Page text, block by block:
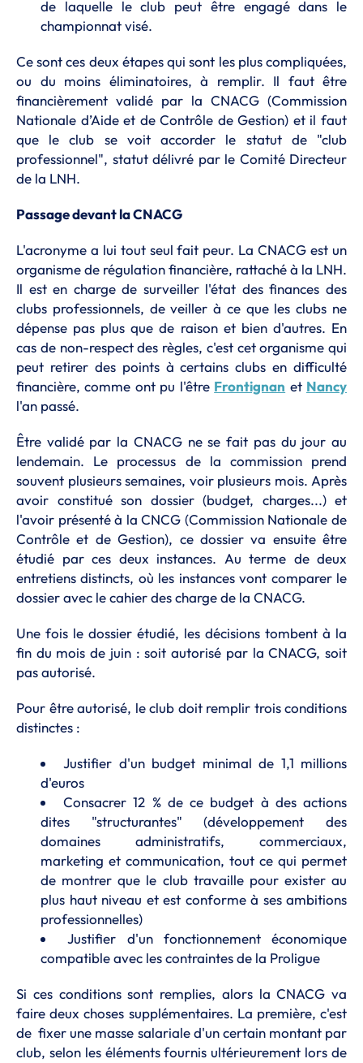
de laquelle le club peut être engagé dans le
championnat visé.
Ce sont ces deux étapes qui sont les plus compliquées,
ou du moins éliminatoires, à remplir. Il faut être
financièrement validé par la CNACG (Commission
Nationale d’Aide et de Contrôle de Gestion) et il faut
que le club se voit accorder le statut de "club
professionnel", statut délivré par le Comité Directeur
de la LNH.
Passage devant la CNACG
L'acronyme a lui tout seul fait peur. La CNACG est un
organisme de régulation financière, rattaché à la LNH.
Il est en charge de surveiller l'état des finances des
clubs professionnels, de veiller à ce que les clubs ne
dépense pas plus que de raison et bien d'autres. En
cas de non-respect des règles, c'est cet organisme qui
peut retirer des points à certains clubs en difficulté
financière, comme ont pu l'être Frontignan et Nancy
l'an passé.
Être validé par la CNACG ne se fait pas du jour au
lendemain. Le processus de la commission prend
souvent plusieurs semaines, voir plusieurs mois. Après
avoir constitué son dossier (budget, charges...) et
l'avoir présenté à la CNCG (Commission Nationale de
Contrôle et de Gestion), ce dossier va ensuite être
étudié par ces deux instances. Au terme de deux
entretiens distincts, où les instances vont comparer le
dossier avec le cahier des charge de la CNACG.
Une fois le dossier étudié, les décisions tombent à la
fin du mois de juin : soit autorisé par la CNACG, soit
pas autorisé.
Pour être autorisé, le club doit remplir trois conditions
distinctes :
Justifier d'un budget minimal de 1,1 millions
d'euros
Consacrer 12 % de ce budget à des actions
dites "structurantes" (développement des
domaines administratifs, commerciaux,
marketing et communication, tout ce qui permet
de montrer que le club travaille pour exister au
plus haut niveau et est conforme à ses ambitions
professionnelles)
Justifier d'un fonctionnement économique
compatible avec les contraintes de la Proligue
Si ces conditions sont remplies, alors la CNACG va
faire deux choses supplémentaires. La première, c'est
de fixer une masse salariale d'un certain montant par
club, selon les éléments fournis ultérieurement lors de